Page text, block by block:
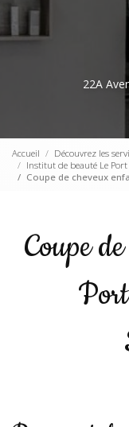
22A
Accueil
Découvrez les
Institut de beauté Le Port
Coupe de cheveux
Coupe